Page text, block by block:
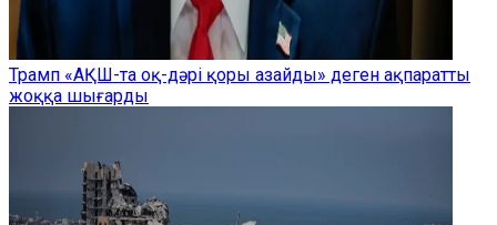
Трамп «АҚШ-та оқ-дәрі қоры азайды» деген ақпаратты
жоққа шығарды